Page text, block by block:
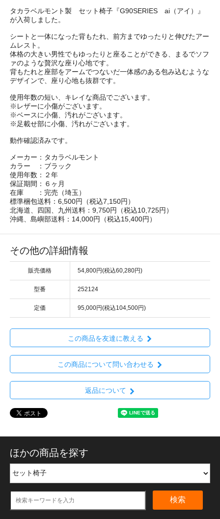
タカラベルモント製 セット椅子『G90SERIES ai（アイ）』
が入荷しました。
シートと一体になった背もたれ、前方までゆったりと伸びたアー
ムレスト。
体格の大きい男性でもゆったりと座ることができる、まるでソフ
ァのような贅沢な座り心地です。
背もたれと座部をアームでつないだ一体感のある包み込むような
デザインで、座り心地も抜群です。
使用年数の短い、キレイな商品でございます。
※レザーに小傷がございます。
※ベースに小傷、汚れがございます。
※足載せ部に小傷、汚れがございます。
動作確認済みです。
メーカー：タカラベルモント
カラー ：ブラック
使用年数：２年
保証期間：６ヶ月
在庫 ：完売（埼玉）
標準梱包送料：6,500円（税込7,150円）
北海道、四国、九州送料：9,750円（税込10,725円）
沖縄、島嶼部送料：14,000円（税込15,400円）
その他の詳細情報
販売価格 54,800円(税込60,280円)
型番 252124
定価 95,000円(税込104,500円)
この商品を友達に教える
この商品について問い合わせる
返品について
ほかの商品を探す
検索